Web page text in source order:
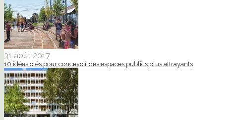
31 août 2017
10 idées clés pour concevoir des espaces publics plus attrayants